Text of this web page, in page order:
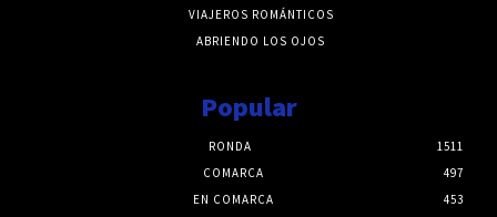
VIAJEROS ROMÁNTICOS
ABRIENDO LOS OJOS
Popular
RONDA
1511
COMARCA
497
EN COMARCA
453